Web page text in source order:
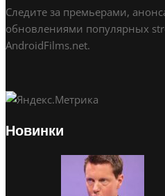
Следите за премьерами,
обновлениями популярных
AndroidFilms.net.
Новинки